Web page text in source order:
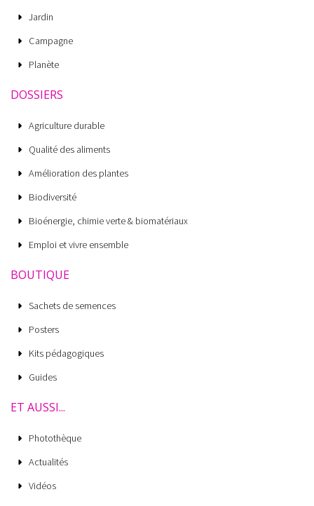
Jardin
Campagne
Planète
DOSSIERS
Agriculture durable
Qualité des aliments
Amélioration des plantes
Biodiversité
Bioénergie, chimie verte & biomatériaux
Emploi et vivre ensemble
BOUTIQUE
Sachets de semences
Posters
Kits pédagogiques
Guides
ET AUSSI...
Photothèque
Actualités
Vidéos